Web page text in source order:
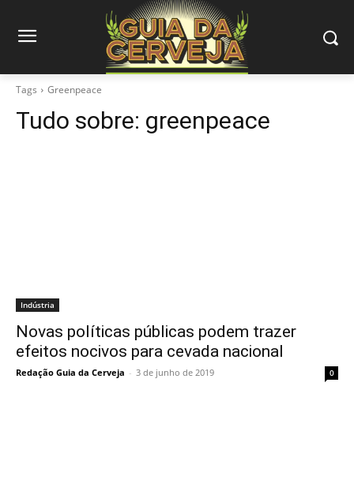
Tags Greenpeace
Tudo sobre: greenpeace
Indústria
Novas políticas públicas podem trazer
efeitos nocivos para cevada nacional
Redação Guia da Cerveja - 3 de junho de 2019 0